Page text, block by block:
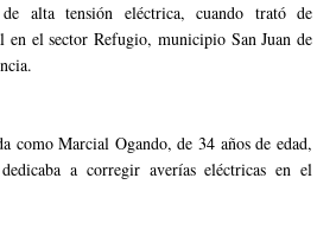
alta tensión eléctrica, cuando trató de
en el sector Refugio, municipio San Juan de
como Marcial Ogando, de 34 años de edad,
a corregir averías eléctricas en el